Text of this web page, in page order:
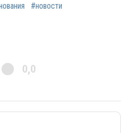
#новости
0,0